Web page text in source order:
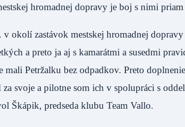
hromadnej dopravy je boj s nimi
okolí zastávok mestskej hromadnej
a preto ja aj s kamarátmi a susedmi
mali Petržalku bez odpadkov. Preto
svoje a pilotne som ich v spolupráci s
Škápik, predseda klubu Team Vallo.